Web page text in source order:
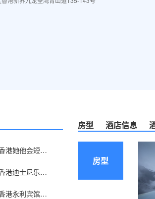
香港她他会短租公寓
香港迪士尼乐园酒店
香港永利宾馆（家庭旅馆）
房型 酒店信息
房型